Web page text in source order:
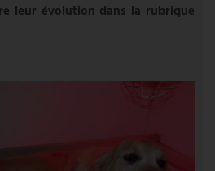
leur évolution dans la rubrique